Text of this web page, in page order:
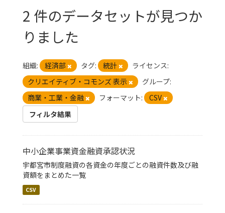
2 件のデータセットが見つか
りました
組織: 経済部 タグ: 統計
ライセンス:
クリエイティブ・コモンズ 表示
グループ:
商業・工業・金融
フォーマット:
CSV
フィルタ結果
中小企業事業資金融資承認状況
宇都宮市制度融資の各資金の年度ごとの融資件数及び融
資額をまとめた一覧
CSV